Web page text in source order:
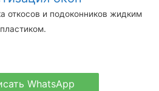
откосов и подоконников жидким
пластиком.
WhatsApp